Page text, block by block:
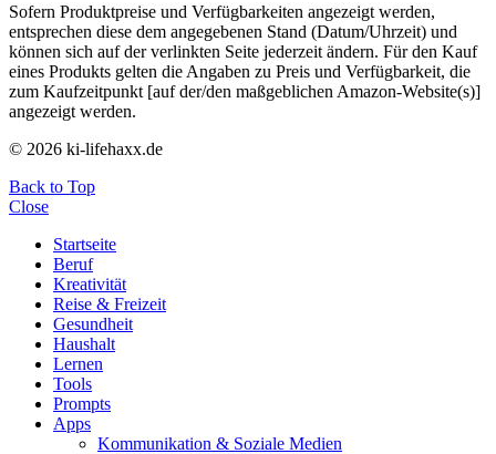
Sofern Produktpreise und Verfügbarkeiten angezeigt werden,
entsprechen diese dem angegebenen Stand (Datum/Uhrzeit) und
können sich auf der verlinkten Seite jederzeit ändern. Für den Kauf
eines Produkts gelten die Angaben zu Preis und Verfügbarkeit, die
zum Kaufzeitpunkt [auf der/den maßgeblichen Amazon-Website(s)]
angezeigt werden.
© 2026 ki-lifehaxx.de
Back to Top
Close
Startseite
Beruf
Kreativität
Reise & Freizeit
Gesundheit
Haushalt
Lernen
Tools
Prompts
Apps
Kommunikation & Soziale Medien